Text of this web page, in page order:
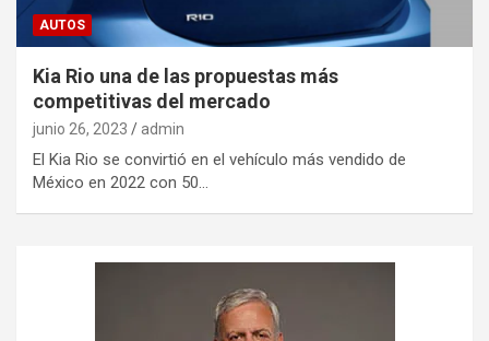
AUTOS
Kia Rio una de las propuestas más
competitivas del mercado
junio 26, 2023 admin
El Kia Rio se convirtió en el vehículo más vendido de
México en 2022 con 50…